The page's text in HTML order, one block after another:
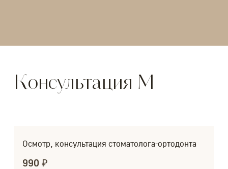
Консультация М
Осмотр, консультация стоматолога-ортодонта
990 ₽